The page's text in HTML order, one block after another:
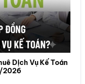
Dịch Vụ Kế Toán
2026